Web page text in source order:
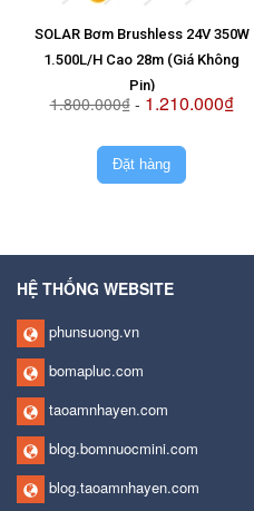
SOLAR Bơm Brushless 24V 350W
1.500L/H Cao 28m (Giá Không
Pin)
1.800.000₫- 1.210.000₫
Đặt hàng
HỆ THỐNG WEBSITE
phunsuong.vn
bomapluc.com
taoamnhayen.com
blog.bomnuocmini.com
blog.taoamnhayen.com